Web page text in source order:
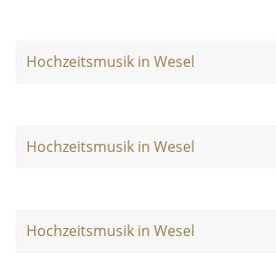
Hochzeitsmusik in Wesel
Hochzeitsmusik in Wesel
Hochzeitsmusik in Wesel